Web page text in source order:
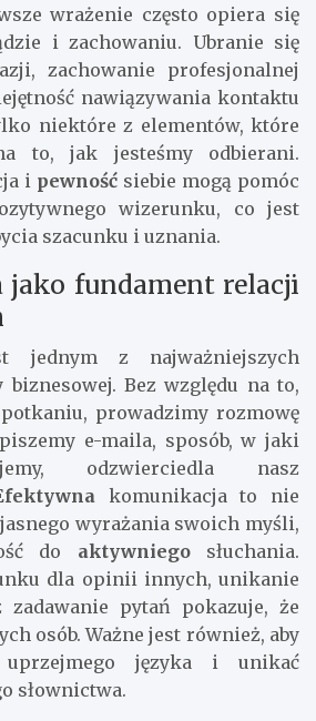
wrażenie często opiera się
i zachowaniu. Ubranie się
zachowanie profesjonalnej
nawiązywania kontaktu
niektóre z elementów, które
to, jak jesteśmy odbierani.
i pewność siebie mogą pomóc
wizerunku, co jest
szacunku i uznania.
jako fundament relacji
jednym z najważniejszych
Bez względu na to,
prowadzimy rozmowę
e-maila, sposób, w jaki
odzwierciedla nasz
komunikacja to nie
wyrażania swoich myśli,
do aktywniegosłuchania.
dla opinii innych, unikanie
zadawanie pytań pokazuje, że
osób. Ważne jest również, aby
uprzejmego języka i unikać
słownictwa.